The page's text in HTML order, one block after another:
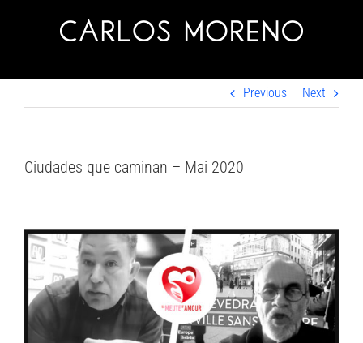
Previous Next
Ciudades que caminan – Mai 2020